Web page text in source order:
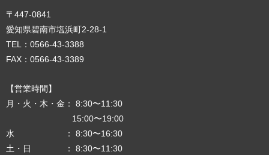
〒447-0841
愛知県碧南市塩浜町2‐28‐1
TEL：0566-43-3388
FAX：0566-43-3389
【営業時間】
月・火・木・金： 8:30〜11:30
15:00〜19:00
水 ： 8:30〜16:30
土・日 ： 8:30〜11:30